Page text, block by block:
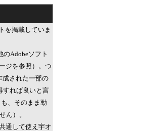
を掲載していま
のAdobeソフト
ジを参照）。つ
成された一部の
すれば良いと言
、そのまま動
ん）。
通して使え宇オ